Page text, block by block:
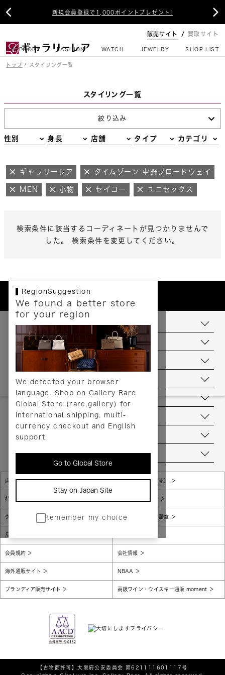
新規会員登録で1,000ポイントプレゼント!
 
販売サイト 買取サイト
CATEGORY FASHION WATCH JEWELRY SHOP LIST
トップ スタイリング一覧
スタイリング一覧
絞り込み
性別 身長 店舗 タイプ カテゴリ
ギャラリーレア タイムゾーン 中野ブロードウェイ
MEN 小物 セイコー ユニセックス
検索条件に該当するコーディネートが見つかりませんで
した。 検索条件を変更してください。
RegionSuggestion
We found a better store
for your region
We detected your browser
language. Shop on Gallery Rare
Global Store (rare.gallery) for
international shipping, multi-
currency checkout and English
support.
Go to Global Store
Stay on Japan Site
Remember my choice
お支払いについて
配送について
送料について
返品について
ヘルプ
お問い合わせ
当店について
店舗一覧 販売規約（店頭販売）
特定商取引法に基づく表示 個人情報保護方針
グローバルプライバシーポリシー コンプライアンス憲章
反社会的勢力に対する基本方針
会員規約 会社情報
海外通販サイト NBAA
ブランディア販売サイト 高級ワイン・ウイスキー通販 moment
【古物商許可】大阪府公安委員会 第621111601117号